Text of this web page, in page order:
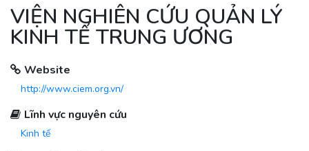
VIỆN NGHIÊN CỨU QUẢN LÝ
KINH TẾ TRUNG ƯƠNG
Website
http://www.ciem.org.vn/
Lĩnh vực nguyên cứu
Kinh tế